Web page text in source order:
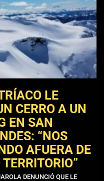
LE
CERRO A UN
EN SAN
“NOS
AFUERA DE
DENUNCIÓ QUE LE